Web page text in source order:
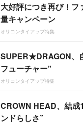
大好評につき再び！フ
量キャンペーン
オリコンタイアップ特集
SUPER★DRAGON、
フューチャー”
オリコンタイアップ特集
CROWN HEAD、結成
ンドらしさ”